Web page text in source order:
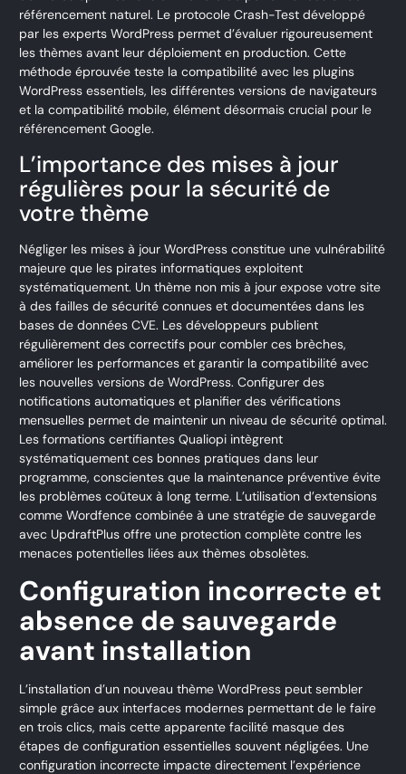
référencement naturel. Le protocole Crash-Test développé
par les experts WordPress permet d’évaluer rigoureusement
les thèmes avant leur déploiement en production. Cette
méthode éprouvée teste la compatibilité avec les plugins
WordPress essentiels, les différentes versions de navigateurs
et la compatibilité mobile, élément désormais crucial pour le
référencement Google.
L’importance des mises à jour
régulières pour la sécurité de
votre thème
Négliger les mises à jour WordPress constitue une vulnérabilité
majeure que les pirates informatiques exploitent
systématiquement. Un thème non mis à jour expose votre site
à des failles de sécurité connues et documentées dans les
bases de données CVE. Les développeurs publient
régulièrement des correctifs pour combler ces brèches,
améliorer les performances et garantir la compatibilité avec
les nouvelles versions de WordPress. Configurer des
notifications automatiques et planifier des vérifications
mensuelles permet de maintenir un niveau de sécurité optimal.
Les formations certifiantes Qualiopi intègrent
systématiquement ces bonnes pratiques dans leur
programme, conscientes que la maintenance préventive évite
les problèmes coûteux à long terme. L’utilisation d’extensions
comme Wordfence combinée à une stratégie de sauvegarde
avec UpdraftPlus offre une protection complète contre les
menaces potentielles liées aux thèmes obsolètes.
Configuration incorrecte et
absence de sauvegarde
avant installation
L’installation d’un nouveau thème WordPress peut sembler
simple grâce aux interfaces modernes permettant de le faire
en trois clics, mais cette apparente facilité masque des
étapes de configuration essentielles souvent négligées. Une
configuration incorrecte impacte directement l’expérience